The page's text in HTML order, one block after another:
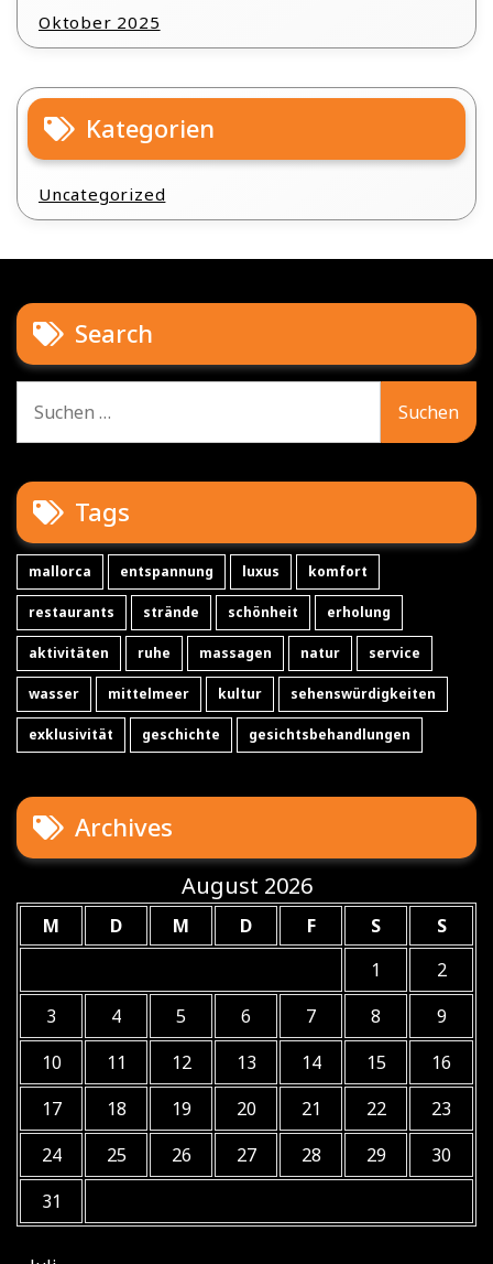
Oktober 2025
Kategorien
Uncategorized
Search
nach:
Tags
mallorca entspannung luxus komfort
restaurants strände schönheit erholung
aktivitäten ruhe massagen natur service
wasser mittelmeer kultur sehenswürdigkeiten
exklusivität geschichte gesichtsbehandlungen
Archives
August 2026
M D M D F S
S
1
2
3
4 5 6 7 8
9
10
11 12 13 14 15
16
17
18 19 20 21 22
23
24
25 26 27 28 29
30
31